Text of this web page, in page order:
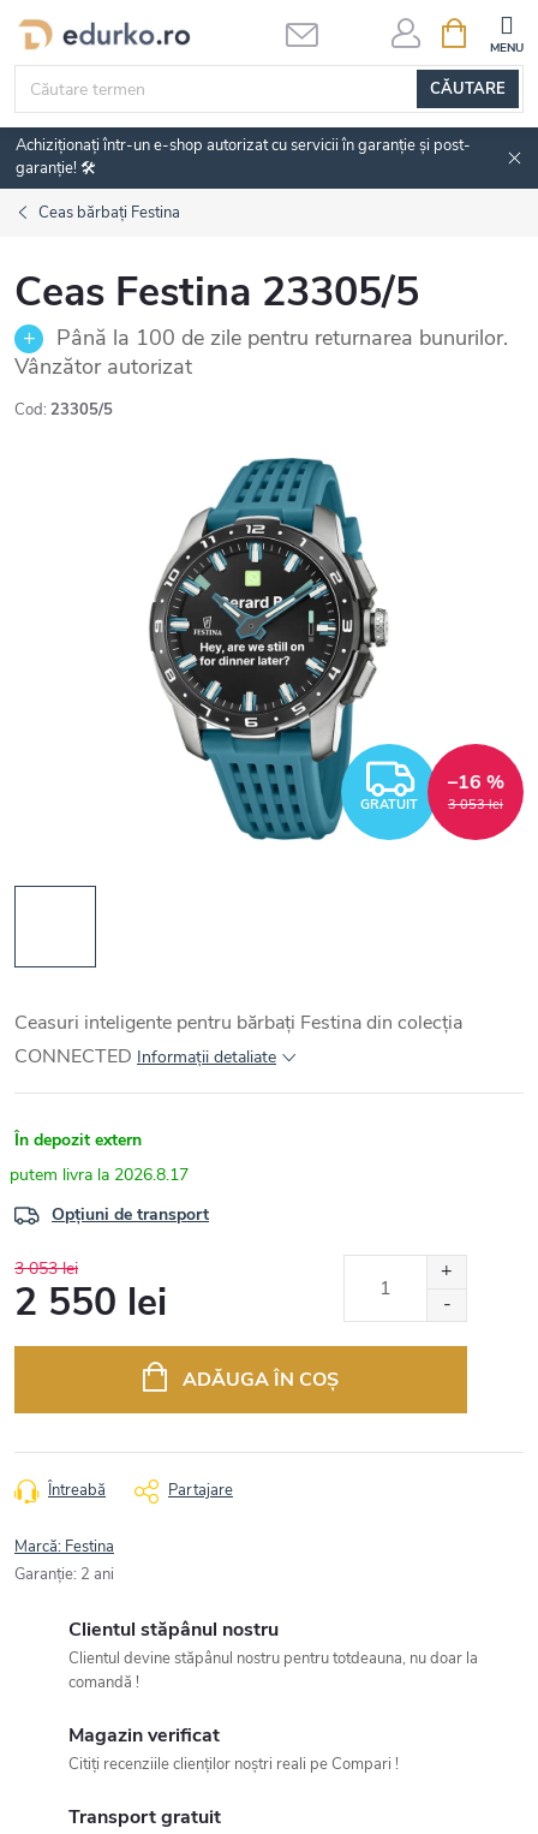
Treci
conținut
CĂUTARE
DE
Achiziționați într-un e-shop autorizat cu servicii în garanție și post-
garanție! 🛠️
Ceas bărbați Festina
Ceas Festina 23305/5
Până la 100 de zile pentru returnarea bunurilor.
Vânzător autorizat
Cod: 23305/5
GRATUIT 3 053 lei
–16 %
Ceasuri inteligente pentru bărbați Festina din colecția
CONNECTED Informaţii detaliate
În depozit extern
2026.8.17
Opțiuni de transport
3 053 lei
2 550 lei
ADĂUGA ÎN COŞ
Întreabă Partajare
Marcă: Festina
Garanţie: 2 ani
Clientul stăpânul nostru
Clientul devine stăpânul nostru pentru totdeauna, nu doar la
comandă !
Magazin verificat
Citiți recenziile clienților noștri reali pe Compari !
Transport gratuit